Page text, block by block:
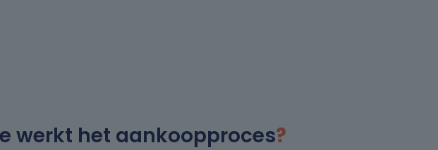
werkt het aankoopproces?